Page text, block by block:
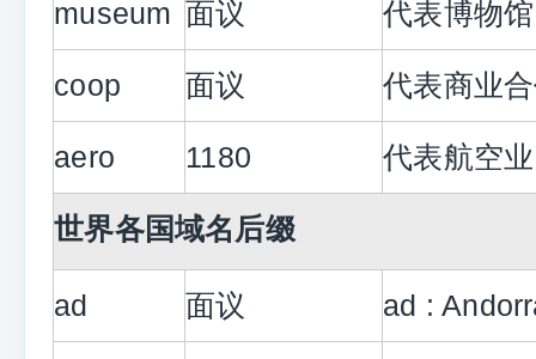
museum 面议 代表博物馆
coop 面议 代表商业
aero 1180 代表航空业
世界各国域名后缀
ad 面议 ad :